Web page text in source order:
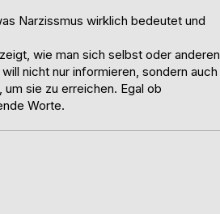
Narzissmus wirklich bedeutet und
wie man sich selbst oder anderen
nicht nur informieren, sondern auch
sie zu erreichen. Egal ob
Worte.